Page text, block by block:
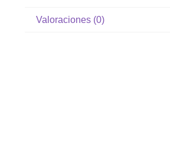
Valoraciones (0)